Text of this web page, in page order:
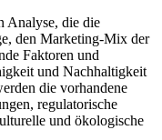
Analyse, die die
den Marketing-Mix der
Faktoren und
und Nachhaltigkeit
die vorhandene
regulatorische
und ökologische